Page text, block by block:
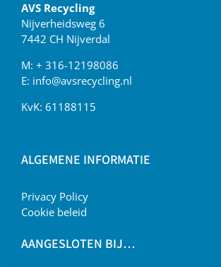
AVS Recycling
Nijverheidsweg 6
7442 CH Nijverdal
M: + 316-12198086
E: info@avsrecycling.nl
KvK: 61188115
ALGEMENE INFORMATIE
Privacy Policy
Cookie beleid
AANGESLOTEN BIJ…